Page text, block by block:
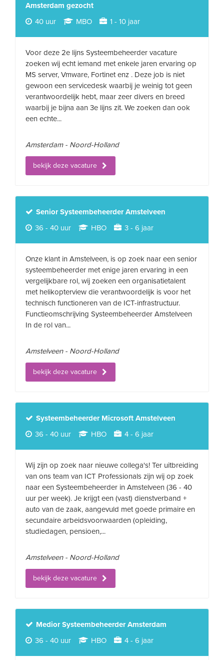
Amsterdam gezocht
40 uur
MBO 1 - 10 jaar
Voor deze 2e lijns Systeembeheerder vacature
zoeken wij echt iemand met enkele jaren ervaring op
MS server, Vmware, Fortinet enz . Deze job is niet
gewoon een servicedesk waarbij je weinig tot geen
verantwoordelijk hebt, maar zeer divers en breed
waarbij je bijna aan 3e lijns zit. We zoeken dan ook
een echte...
Amsterdam - Noord-Holland
bekijk deze vacature
Senior Systeembeheerder Amstelveen
36 - 40 uur
HBO 3 - 6 jaar
Onze klant in Amstelveen, is op zoek naar een senior
systeembeheerder met enige jaren ervaring in een
vergelijkbare rol, wij zoeken een organisatietalent
met helikopterview die verantwoordelijk is voor het
technisch functioneren van de ICT-infrastructuur.
Functieomschrijving Systeembeheerder Amstelveen
In de rol van...
Amstelveen - Noord-Holland
bekijk deze vacature
Systeembeheerder Microsoft Amstelveen
36 - 40 uur
HBO 4 - 6 jaar
Wij zijn op zoek naar nieuwe collega's! Ter uitbreiding
van ons team van ICT Professionals zijn wij op zoek
naar een Systeembeheerder in Amstelveen (36 - 40
uur per week). Je krijgt een (vast) dienstverband +
auto van de zaak, aangevuld met goede primaire en
secundaire arbeidsvoorwaarden (opleiding,
studiedagen, pensioen,...
Amstelveen - Noord-Holland
bekijk deze vacature
Medior Systeembeheerder Amsterdam
36 - 40 uur
HBO 4 - 6 jaar